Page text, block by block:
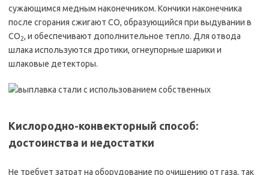
сужающимся медным наконечником. Кончики наконечника
после сгорания сжигают CO, образующийся при выдувании в
CO2, и обеспечивают дополнительное тепло. Для отвода
шлака используются дротики, огнеупорные шарики и
шлаковые детекторы.
Кислородно-конвекторный способ:
достоинства и недостатки
Не требует затрат на оборудование по очищению от газа, так